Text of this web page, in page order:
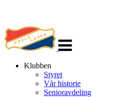
navigasjon
Klubben
Styret
Vår historie
Senioravdeling